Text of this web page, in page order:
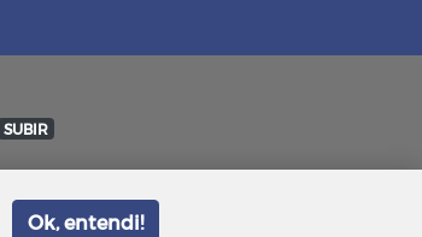
SUBIR
Ok, entendi!